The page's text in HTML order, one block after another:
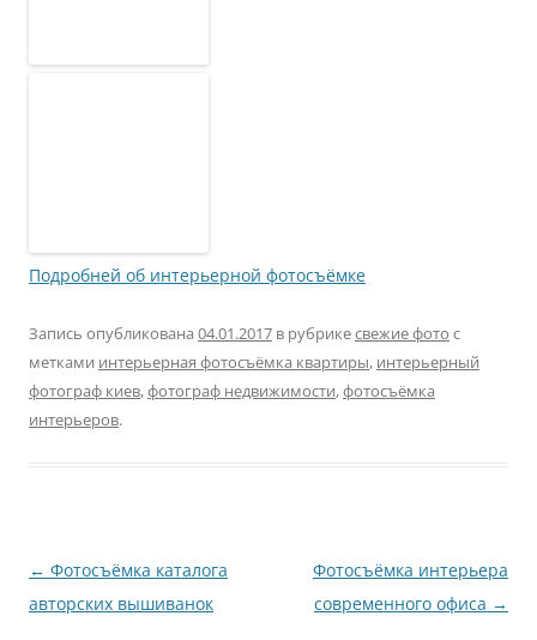
Подробней об интерьерной фотосъёмке
Запись опубликована 04.01.2017 в рубрикесвежие фото с
метками интерьерная фотосъёмка квартиры, интерьерный
фотограф киев,фотограф недвижимости,фотосъёмка
интерьеров.
Навигация
по
← Фотосъёмка каталога
авторских вышиванок
Фотосъёмка интерьера
современного офиса →